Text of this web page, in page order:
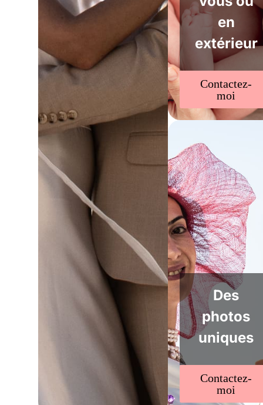
en
extérieur
Contactez-
moi
Des
photos
uniques
Contactez-
moi